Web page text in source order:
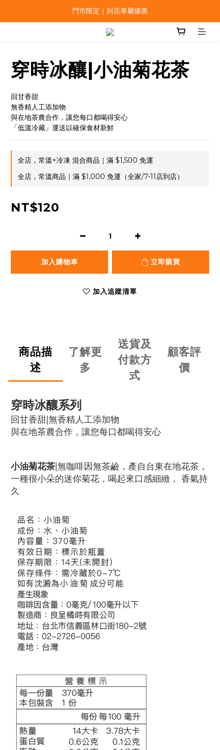
門市限定｜到店專屬優惠
穿時冰釀|小油菊花茶
回甘香甜
無香精人工添加物
與在地茶農合作，讓您每口都喝得安心
「低溫冷藏」運送以確保食材新鮮
全店，常溫+冷凍 混合商品｜滿 $1,500 免運
全店，常溫商品｜滿 $1,000 免運（全家/7-11店到店）
NT$120
加入購物車 立即購買
加入追蹤清單
商品描
述
了解更
多
送貨及
付款方
式
顧客評
價
穿時冰釀系列
回甘香甜| 無香精人工添加物
與在地茶農合作，讓您每口都喝得安心
小油菊花茶 無咖啡因無茶鹼，產自台東在地花茶，
一種很小朵的迷你菊花， 喝起來口感細緻， 香氣持
久